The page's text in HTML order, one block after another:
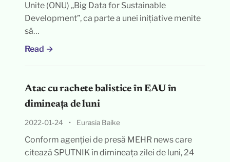
Unite (ONU) „Big Data for Sustainable
Development”, ca parte a unei inițiative menite
să…
Read →
Atac cu rachete balistice în EAU în
dimineața de luni
2022-01-24 • Eurasia Baike
Conform agenției de presă MEHR news care
citează SPUTNIK în dimineața zilei de luni, 24